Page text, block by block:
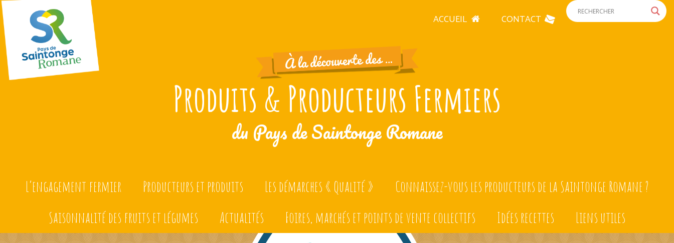
ACCUEIL CONTACT
Produits & Producteurs Fermiers
du Pays de Saintonge Romane
L’engagement fermier Producteurs et produits Les démarches « Qualité »
Connaissez-vous les producteurs de la Saintonge Romane ?
Saisonnalité des fruits et légumes
Actualités Foires, marchés et points de vente collectifs Idées recettes Liens utiles